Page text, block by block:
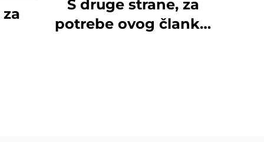
S druge strane, za
potrebe ovog članka,